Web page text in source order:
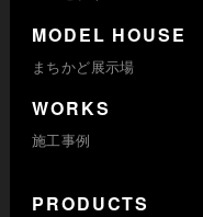
MODEL HOUSE
まちかど展示場
WORKS
施工事例
PRODUCTS